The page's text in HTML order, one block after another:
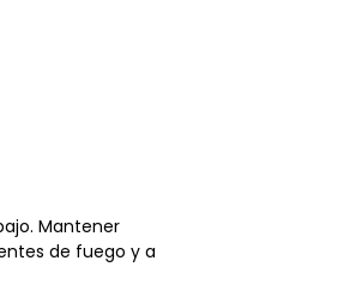
Mantener
de fuego y a